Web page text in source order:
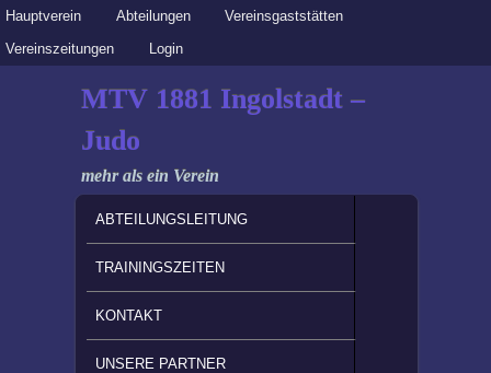
Secondary menu
Skip to primary content
Skip to secondary content
Hauptverein Abteilungen
Vereinsgaststätten
Vereinszeitungen
Login
MTV 1881 Ingolstadt –
Judo
mehr als ein Verein
SKIP TO PRIMARY CONTENT
SKIP TO SECONDARY CONTENT
ABTEILUNGSLEITUNG
TRAININGSZEITEN
KONTAKT
UNSERE PARTNER